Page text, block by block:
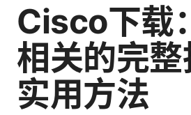
Cisco下载
相关的完
实用方法